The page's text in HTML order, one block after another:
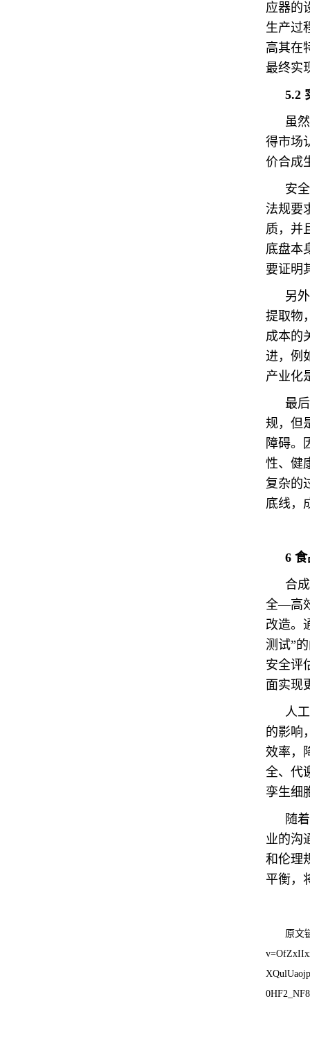
应器的
生产过
高其在
最终实
5.2
虽
得市场
价合成
安
法规要
质，并
底盘本
要证明
另
提取物
成本的
进，例
产业化
最
规，但
障碍。
性、健
复杂的
底线，
6 食
合
全—高
改造。
测试”
安全评
面实现
人
的影响
效率，
全、代
孪生细
随
业的沟
和伦理
平衡，
原文